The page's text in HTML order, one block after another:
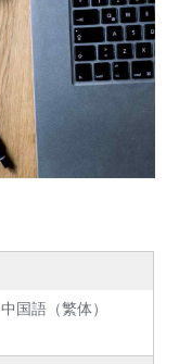
中国語（繁体）